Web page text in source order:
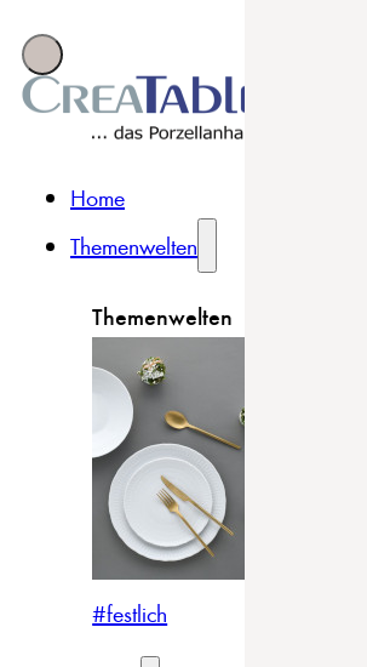
Home
Themenwelten
Themenwelten
#festlich